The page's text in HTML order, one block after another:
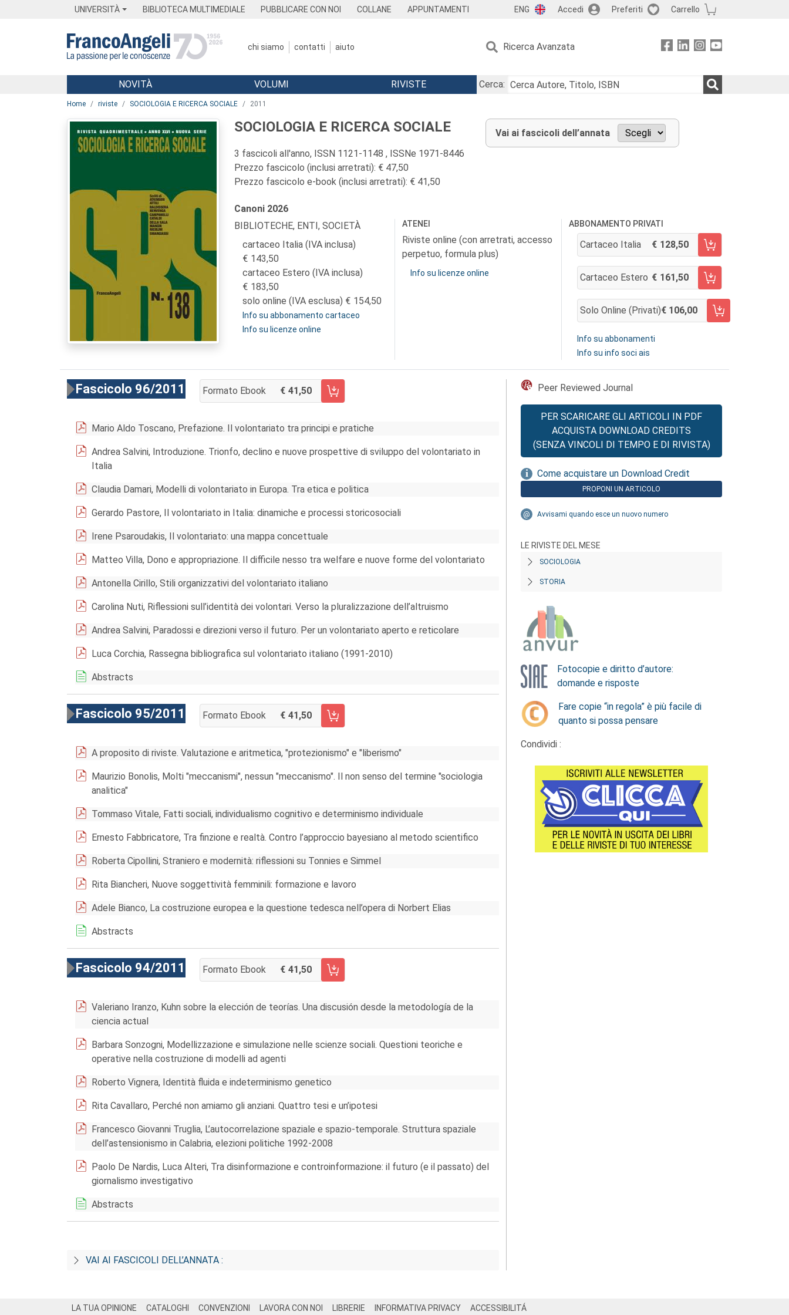
UNIVERSITÀ BIBLIOTECA MULTIMEDIALE PUBBLICARE CON NOI COLLANE APPUNTAMENTI ENG Accedi Preferiti Carrello
chi siamo contatti aiuto Ricerca Avanzata
Menu
NOVITÀ VOLUMI RIVISTE
Cerca:
Home riviste SOCIOLOGIA E RICERCA SOCIALE 2011
SOCIOLOGIA E RICERCA SOCIALE
3 fascicoli all'anno, ISSN 1121-1148 , ISSNe 1971-8446
Prezzo fascicolo (inclusi arretrati): € 47,50
Prezzo fascicolo e-book (inclusi arretrati): € 41,50
Vai ai fascicoli dell’annata
Canoni 2026
BIBLIOTECHE, ENTI, SOCIETÀ
cartaceo Italia (IVA inclusa)
143,50
cartaceo Estero (IVA inclusa)
183,50
solo online (IVA esclusa)
154,50
Info su abbonamento cartaceo
Info su licenze online
ATENEI
Riviste online (con arretrati, accesso
perpetuo, formula plus)
Info su licenze online
ABBONAMENTO PRIVATI
Cartaceo Italia 128,50
AGGIUNGI AL CARRELLO
Cartaceo Estero 161,50
AGGIUNGI AL CARRELLO
Solo Online (privati) 106,00
AGGIUNGI AL CARRELLO
Info su abbonamenti
Info su info soci ais
Fascicolo 96/2011 Formato Ebook 41,50
AGGIUNGI AL CARRELLO FASCICOLO 96/2011
Mario Aldo Toscano, Prefazione. Il volontariato tra principi e pratiche
Andrea Salvini, Introduzione. Trionfo, declino e nuove prospettive di sviluppo del volontariato in
Italia
Claudia Damari, Modelli di volontariato in Europa. Tra etica e politica
Gerardo Pastore, Il volontariato in Italia: dinamiche e processi storicosociali
Irene Psaroudakis, Il volontariato: una mappa concettuale
Matteo Villa, Dono e appropriazione. Il difficile nesso tra welfare e nuove forme del volontariato
Antonella Cirillo, Stili organizzativi del volontariato italiano
Carolina Nuti, Riflessioni sull’identità dei volontari. Verso la pluralizzazione dell’altruismo
Andrea Salvini, Paradossi e direzioni verso il futuro. Per un volontariato aperto e reticolare
Luca Corchia, Rassegna bibliografica sul volontariato italiano (1991-2010)
Abstracts
Fascicolo 95/2011 Formato Ebook 41,50
AGGIUNGI AL CARRELLO FASCICOLO 95/2011
A proposito di riviste. Valutazione e aritmetica, "protezionismo" e "liberismo"
Maurizio Bonolis, Molti "meccanismi", nessun "meccanismo". Il non senso del termine "sociologia
analitica"
Tommaso Vitale, Fatti sociali, individualismo cognitivo e determinismo individuale
Ernesto Fabbricatore, Tra finzione e realtà. Contro l’approccio bayesiano al metodo scientifico
Roberta Cipollini, Straniero e modernità: riflessioni su Tonnies e Simmel
Rita Biancheri, Nuove soggettività femminili: formazione e lavoro
Adele Bianco, La costruzione europea e la questione tedesca nell’opera di Norbert Elias
Abstracts
Fascicolo 94/2011 Formato Ebook 41,50
AGGIUNGI AL CARRELLO FASCICOLO 94/2011
Valeriano Iranzo, Kuhn sobre la elección de teorías. Una discusión desde la metodología de la
ciencia actual
Barbara Sonzogni, Modellizzazione e simulazione nelle scienze sociali. Questioni teoriche e
operative nella costruzione di modelli ad agenti
Roberto Vignera, Identità fluida e indeterminismo genetico
Rita Cavallaro, Perché non amiamo gli anziani. Quattro tesi e un’ipotesi
Francesco Giovanni Truglia, L’autocorrelazione spaziale e spazio-temporale. Struttura spaziale
dell’astensionismo in Calabria, elezioni politiche 1992-2008
Paolo De Nardis, Luca Alteri, Tra disinformazione e controinformazione: il futuro (e il passato) del
giornalismo investigativo
Abstracts
VAI AI FASCICOLI DELL’ANNATA :
Peer Reviewed Journal
PER SCARICARE GLI ARTICOLI IN PDF
ACQUISTA DOWNLOAD CREDITS
(SENZA VINCOLI DI TEMPO E DI RIVISTA)
Come acquistare un Download Credit
PROPONI UN ARTICOLO
Avvisami quando esce un nuovo numero
LE RIVISTE DEL MESE
SOCIOLOGIA
STORIA
Fotocopie e diritto d’autore:
domande e risposte
Fare copie “in regola” è più facile di
quanto si possa pensare
Condividi :
LA TUA OPINIONE CATALOGHI CONVENZIONI LAVORA CON NOI LIBRERIE INFORMATIVA PRIVACY ACCESSIBILITÁ